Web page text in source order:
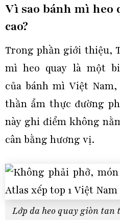
Vì sao bánh mì heo
cao?
Trong phần giới thiệu,
mì heo quay là một
của bánh mì Việt
thần ẩm thực đường
này ghi điểm không
cân bằng hương vị.
Lớp da heo quay giòn tan